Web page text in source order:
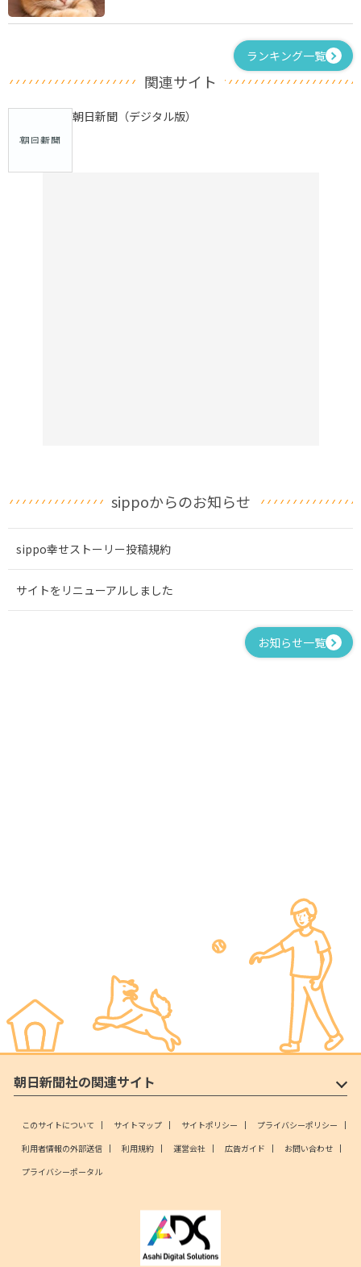
ランキング一覧
関連サイト
朝日新聞（デジタル版）
sippoからのお知らせ
sippo幸せストーリー投稿規約
サイトをリニューアルしました
お知らせ一覧
朝日新聞社の関連サイト
このサイトについて サイトマップ サイトポリシー
プライバシーポリシー
利用者情報の外部送信
利用規約 運営会社 広告ガイド
お問い合わせ
プライバシーポータル